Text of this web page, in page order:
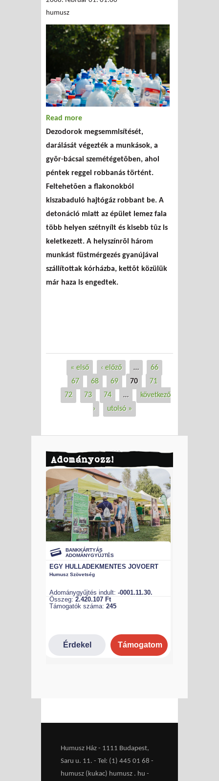
humusz
Read more
szemétégetőben
Dezodorok megsemmisítését,
darálását végezték a munkások, a
gyõr-bácsai szemétégetõben, ahol
péntek reggel robbanás történt.
Feltehetõen a flakonokból
kiszabaduló hajtógáz robbant be. A
detonáció miatt az épület lemez fala
több helyen szétnyílt és kisebb tûz is
keletkezett. A helyszínrõl három
munkást füstmérgezés gyanújával
szállítottak kórházba, kettõt közülük
már haza is engedtek.
Oldalak« első ‹ előző …
66
67
68 69 70
71
72
73 74 …
következő
›
utolsó »
Adományozz!
Humusz Ház - 1111 Budapest,
Saru u. 11. - Tel: (1) 445 01 68 -
humusz (kukac) humusz . hu -